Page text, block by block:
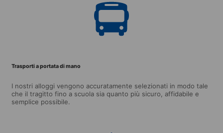
Trasporti a portata di mano
I nostri alloggi vengono accuratamente selezionati in modo tale
che il tragitto fino a scuola sia quanto più sicuro, affidabile e
semplice possibile.